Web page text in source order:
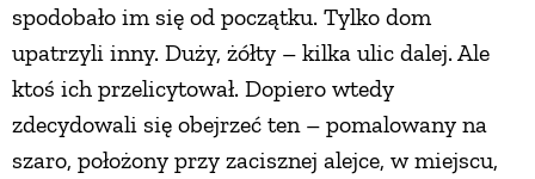
spodobało im się od początku. Tylko dom
upatrzyli inny. Duży, żółty – kilka ulic dalej. Ale
ktoś ich przelicytował. Dopiero wtedy
zdecydowali się obejrzeć ten – pomalowany na
szaro, położony przy zacisznej alejce, w miejscu,